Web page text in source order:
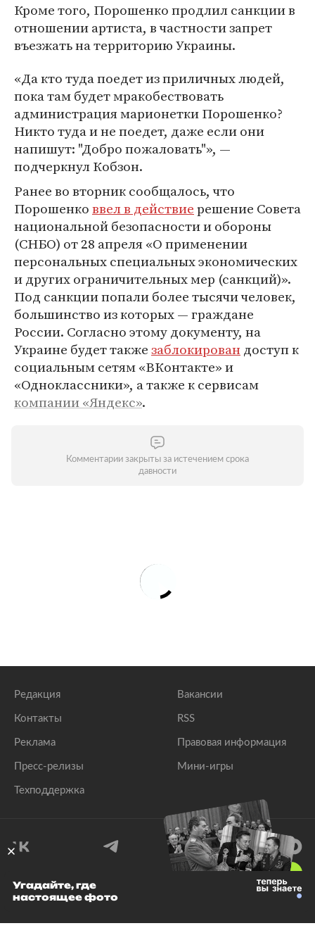
Кроме того, Порошенко продлил санкции в
отношении артиста, в частности запрет
въезжать на территорию Украины.
«Да кто туда поедет из приличных людей,
пока там будет мракобествовать
администрация марионетки Порошенко?
Никто туда и не поедет, даже если они
напишут: "Добро пожаловать"», —
подчеркнул Кобзон.
Ранее во вторник сообщалось, что
Порошенковвел в действиерешение Совета
национальной безопасности и обороны
(СНБО) от 28 апреля «О применении
персональных специальных экономических
и других ограничительных мер (санкций)».
Под санкции попали более тысячи человек,
большинство из которых — граждане
России. Согласно этому документу, на
Украине будет такжезаблокировандоступ к
социальным сетям «ВКонтакте» и
«Одноклассники», а также к сервисам
компании «Яндекс».
Комментарии закрыты за истечением срока
давности
Редакция
Контакты
Реклама
Пресс-релизы
Техподдержка
Вакансии
RSS
Правовая информация
Мини-игры
© 1999–2026 Все права защищены.
Угадайте, где
настоящее фото